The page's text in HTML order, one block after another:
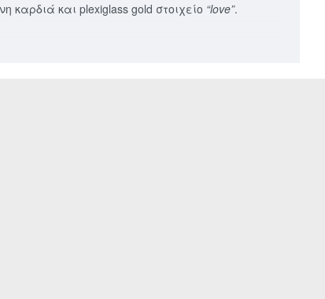
καρδιά και plexiglass gold στοιχείο “love”.